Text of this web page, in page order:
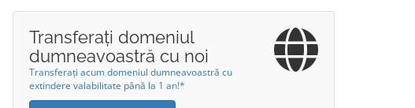
Transferați domeniul
dumneavoastră cu noi
Transferați acum domeniul dumneavoastră cu
extindere valabilitate până la 1 an!*